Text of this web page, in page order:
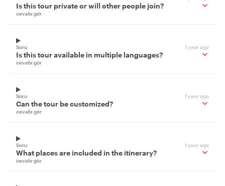
Is this tour private or will other people join?
cevabı gör
Soru 1 year ago
Is this tour available in multiple languages?
cevabı gör
Soru 1 year ago
Can the tour be customized?
cevabı gör
Soru 1 year ago
What places are included in the itinerary?
cevabı gör